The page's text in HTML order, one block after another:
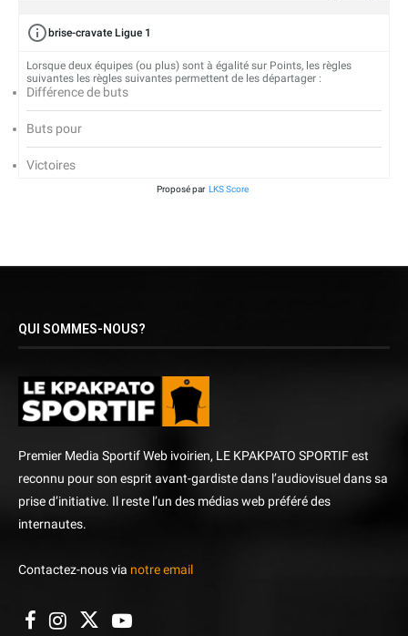
brise-cravate Ligue 1
Lorsque deux équipes (ou plus) sont à égalité sur Points, les règles
suivantes les règles suivantes permettent de les départager :
Différence de buts
Buts pour
Victoires
Proposé par LKS Score
QUI SOMMES-NOUS?
Premier Media Sportif Web ivoirien, LE KPAKPATO SPORTIF est
reconnu pour son esprit avant-gardiste dans l’audiovisuel dans sa
prise d’initiative. Il reste l’un des médias web préféré des
internautes.
Contactez-nous via notre email